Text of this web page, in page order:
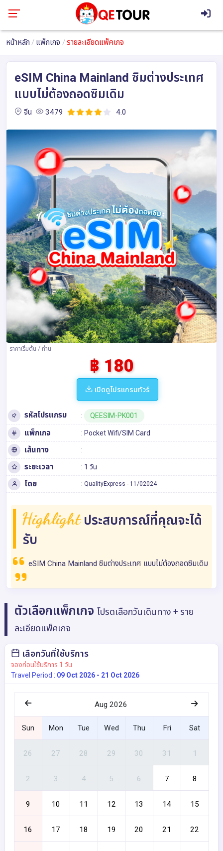
หน้าหลัก แพ็กเกจ รายละเอียดแพ็คเกจ
eSIM China Mainland ซิมต่างประเทศ
แบบไม่ต้องถอดซิมเดิม
จีน 3479 4.0
ราคาเริ่มต้น / ท่าน
฿ 180
เปิดดูโปรแกรมทัวร์
รหัสโปรแกรม : QEESIM-PK001
แพ็กเกจ : Pocket Wifi/SIM Card
เส้นทาง :
ระยะเวลา : 1 วัน
โดย : QualityExpress - 11/02024
Highlight ประสบการณ์ที่คุณจะได้
รับ
eSIM China Mainland ซิมต่างประเทศ แบบไม่ต้องถอดซิมเดิม
ตัวเลือกแพ็กเกจโปรดเลือกวันเดินทาง + ราย
ละเอียดแพ็คเกจ
เลือกวันที่ใช้บริการ
จองก่อนใช้บริการ 1 วัน
Travel Period : 09 Oct 2026 - 21 Oct 2026
Aug 2026
Sun Mon Tue Wed Thu Fri Sat